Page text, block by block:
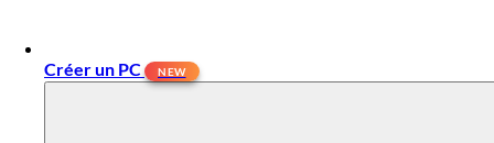
Créer un PC NEW